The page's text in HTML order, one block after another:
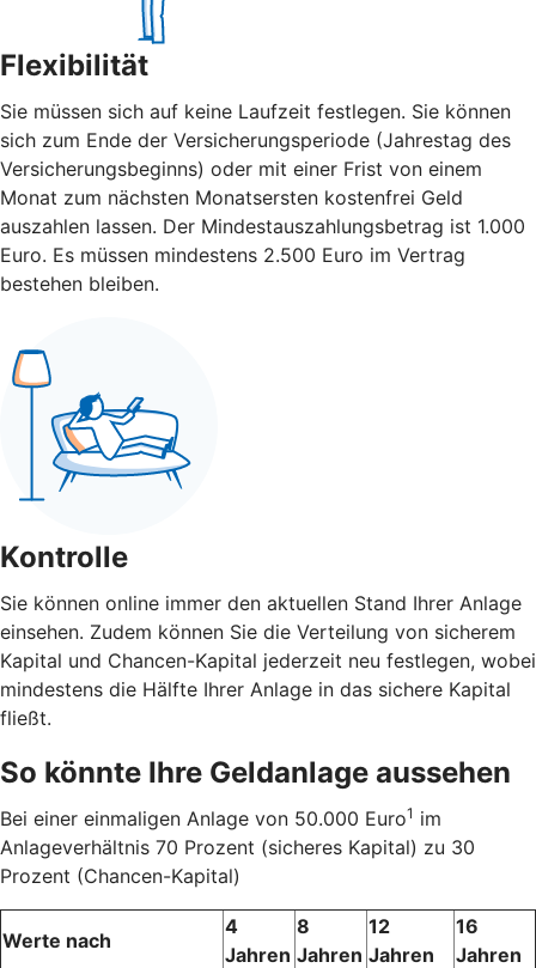
Flexibilität
Sie müssen sich auf keine Laufzeit festlegen. Sie können
sich zum Ende der Versicherungsperiode (Jahrestag des
Versicherungsbeginns) oder mit einer Frist von einem
Monat zum nächsten Monatsersten kostenfrei Geld
auszahlen lassen. Der Mindestauszahlungsbetrag ist 1.000
Euro. Es müssen mindestens 2.500 Euro im Vertrag
bestehen bleiben.
Kontrolle
Sie können online immer den aktuellen Stand Ihrer Anlage
einsehen. Zudem können Sie die Verteilung von sicherem
Kapital und Chancen-Kapital jederzeit neu festlegen, wobei
mindestens die Hälfte Ihrer Anlage in das sichere Kapital
fließt.
So könnte Ihre Geldanlage aussehen
Bei einer einmaligen Anlage von 50.000 Euro1 im
Anlageverhältnis 70 Prozent (sicheres Kapital) zu 30
Prozent (Chancen-Kapital)
Werte nach
4
Jahren
8
Jahren
12
Jahren
16
Jahren